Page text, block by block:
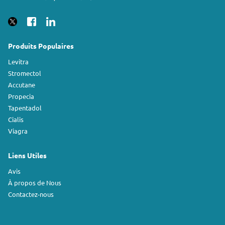
Produits Populaires
Levitra
Stromectol
Accutane
Propecia
Tapentadol
Cialis
Viagra
Liens Utiles
Avis
À propos de Nous
Contactez-nous